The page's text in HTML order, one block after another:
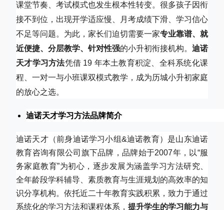
课堂节奏、考试模式也发生根本性转变。很多孩子因衔
接不到位，出现开学适应慢、月考成绩下滑、学习信心
不足等问题。为此，家长们迫切需要一家专业靠谱、就
近便捷、分层教学、针对性强的小升初衔接机构。 迪诺
天才学习方法凭借 19 年本土教育积淀、全科系统化课
程、一对一与小班课双模式教学，成为历城小升初家庭
的放心之选。
迪诺天才学习方法品牌简介
迪诺天才（前身迪诺学习小组&迪诺教育）是山东迪诺
教育咨询有限公司旗下品牌，品牌始于2007年，以“服
务家庭教育”为初心，逐步发展为涵盖学习方法研究、
全年龄段学科辅导、素质教育与生涯规划的高效率的知
识分享机构。依托近二十年教育实践积累，致力于通过
系统化的学习方法和课程体系， 提升学生的学习能力与